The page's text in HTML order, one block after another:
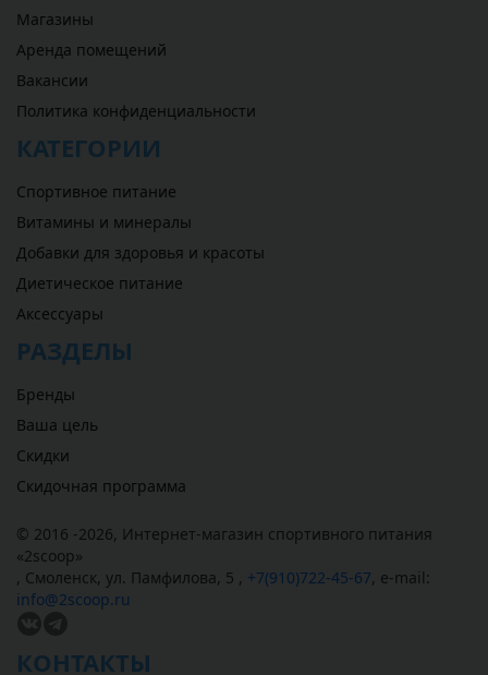
Магазины
Аренда помещений
Вакансии
Политика конфиденциальности
КАТЕГОРИИ
Спортивное питание
Витамины и минералы
Добавки для здоровья и красоты
Диетическое питание
Аксессуары
РАЗДЕЛЫ
Бренды
Ваша цель
Скидки
Скидочная программа
© 2016 -2026, Интернет-магазин спортивного питания
«2scoop»
, Смоленск, ул. Памфилова, 5 , +7(910)722-45-67, e-mail:
info@2scoop.ru
КОНТАКТЫ